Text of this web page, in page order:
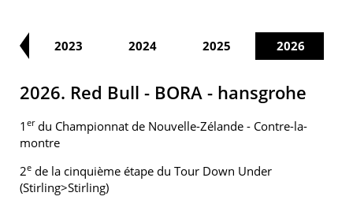
2023 2024 2025 2026
2026. Red Bull - BORA - hansgrohe
1 erdu Championnat de Nouvelle-Zélande - Contre-la-
montre
2e de la cinquième étape du Tour Down Under
(Stirling>Stirling)